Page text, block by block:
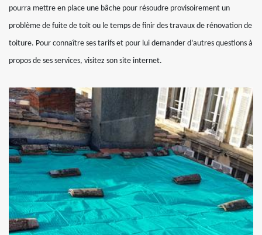
pourra mettre en place une bâche pour résoudre provisoirement un
problème de fuite de toit ou le temps de finir des travaux de rénovation de
toiture. Pour connaître ses tarifs et pour lui demander d’autres questions à
propos de ses services, visitez son site internet.